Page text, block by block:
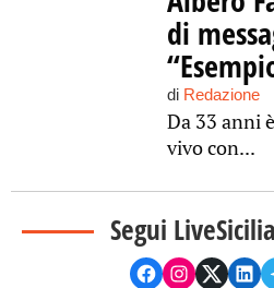
di
di Redazione
Da 33 anni
vivo con...
Segui